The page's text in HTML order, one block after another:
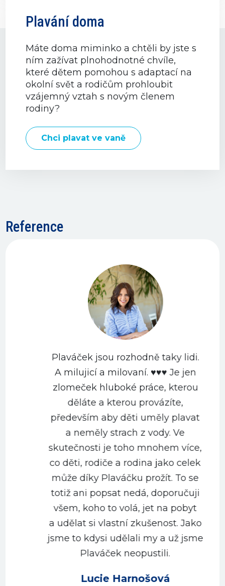
Plavání doma
Máte doma miminko a chtěli by jste s
ním zažívat plnohodnotné chvíle,
které dětem pomohou s adaptací na
okolní svět a rodičům prohloubit
vzájemný vztah s novým členem
rodiny?
Chci plavat ve vaně
Reference
Plaváček jsou rozhodně taky lidi.
A milujicí a milovaní. ♥️♥️♥️ Je jen
zlomeček hluboké práce, kterou
děláte a kterou provázíte,
především aby děti uměly plavat
a neměly strach z vody. Ve
skutečnosti je toho mnohem více,
co děti, rodiče a rodina jako celek
může díky Plaváčku prožít. To se
totiž ani popsat nedá, doporučuji
všem, koho to volá, jet na pobyt
a udělat si vlastní zkušenost. Jako
jsme to kdysi udělali my a už jsme
Plaváček neopustili.
Lucie Harnošová